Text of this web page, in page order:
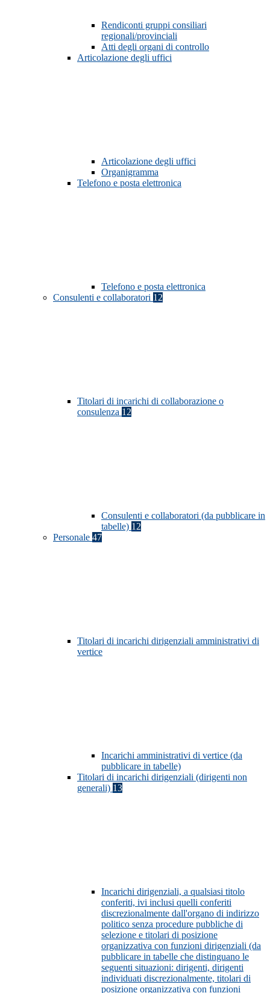
Rendiconti gruppi consiliari
regionali/provinciali
Atti degli organi di controllo
Articolazione degli uffici
Articolazione degli uffici
Organigramma
Telefono e posta elettronica
Telefono e posta elettronica
Consulenti e collaboratori 12
Titolari di incarichi di collaborazione o
consulenza 12
Consulenti e collaboratori (da pubblicare in
tabelle) 12
Personale 47
Titolari di incarichi dirigenziali amministrativi di
vertice
Incarichi amministrativi di vertice (da
pubblicare in tabelle)
Titolari di incarichi dirigenziali (dirigenti non
generali) 13
Incarichi dirigenziali, a qualsiasi titolo
conferiti, ivi inclusi quelli conferiti
discrezionalmente dall'organo di indirizzo
politico senza procedure pubbliche di
selezione e titolari di posizione
organizzativa con funzioni dirigenziali (da
pubblicare in tabelle che distinguano le
seguenti situazioni: dirigenti, dirigenti
individuati discrezionalmente, titolari di
posizione organizzativa con funzioni